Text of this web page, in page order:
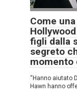
Come
figli dalla
segreto
momento
“Hanno aiutato
Hawn hanno